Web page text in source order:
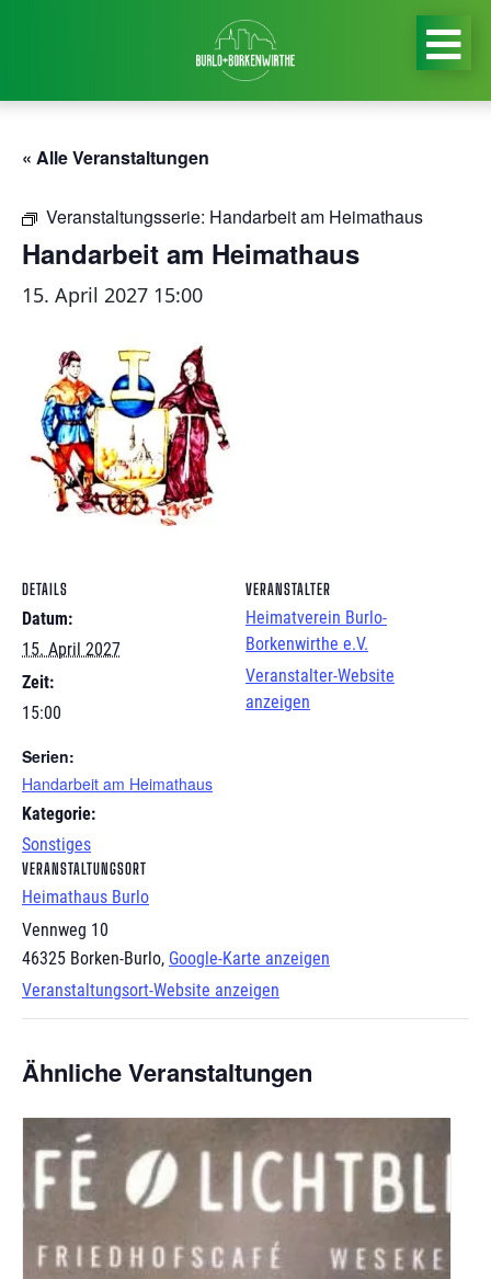
« Alle Veranstaltungen
Veranstaltungsserie: Handarbeit am Heimathaus
Handarbeit am Heimathaus
15. April 2027 15:00
DETAILS
Datum:
15. April 2027
Zeit:
15:00
Serien:
Handarbeit am Heimathaus
Kategorie:
Sonstiges
VERANSTALTUNGSORT
Heimathaus Burlo
Vennweg 10
46325 Borken-Burlo, Google-Karte anzeigen
Veranstaltungsort-Website anzeigen
VERANSTALTER
Heimatverein Burlo-
Borkenwirthe e.V.
Veranstalter-Website
anzeigen
Ähnliche Veranstaltungen